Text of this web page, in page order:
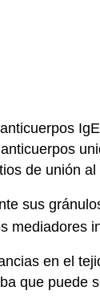
de unión
sus
mediadores
en el
que puede